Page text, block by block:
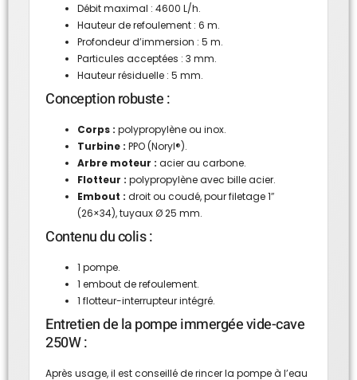
Débit maximal : 4600 L/h.
Hauteur de refoulement : 6 m.
Profondeur d’immersion : 5 m.
Particules acceptées : 3 mm.
Hauteur résiduelle : 5 mm.
Conception robuste :
Corps : polypropylène ou inox.
Turbine : PPO (Noryl®).
Arbre moteur : acier au carbone.
Flotteur : polypropylène avec bille acier.
Embout : droit ou coudé, pour filetage 1″
(26×34), tuyaux Ø 25 mm.
Contenu du colis :
1 pompe.
1 embout de refoulement.
1 flotteur-interrupteur intégré.
Entretien de la pompe immergée vide-cave
250W :
Après usage, il est conseillé de rincer la pompe à l’eau